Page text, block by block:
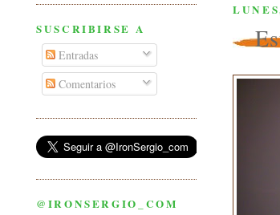
SUSCRIBIRSE A
Entradas
Comentarios
@IRONSERGIO_COM